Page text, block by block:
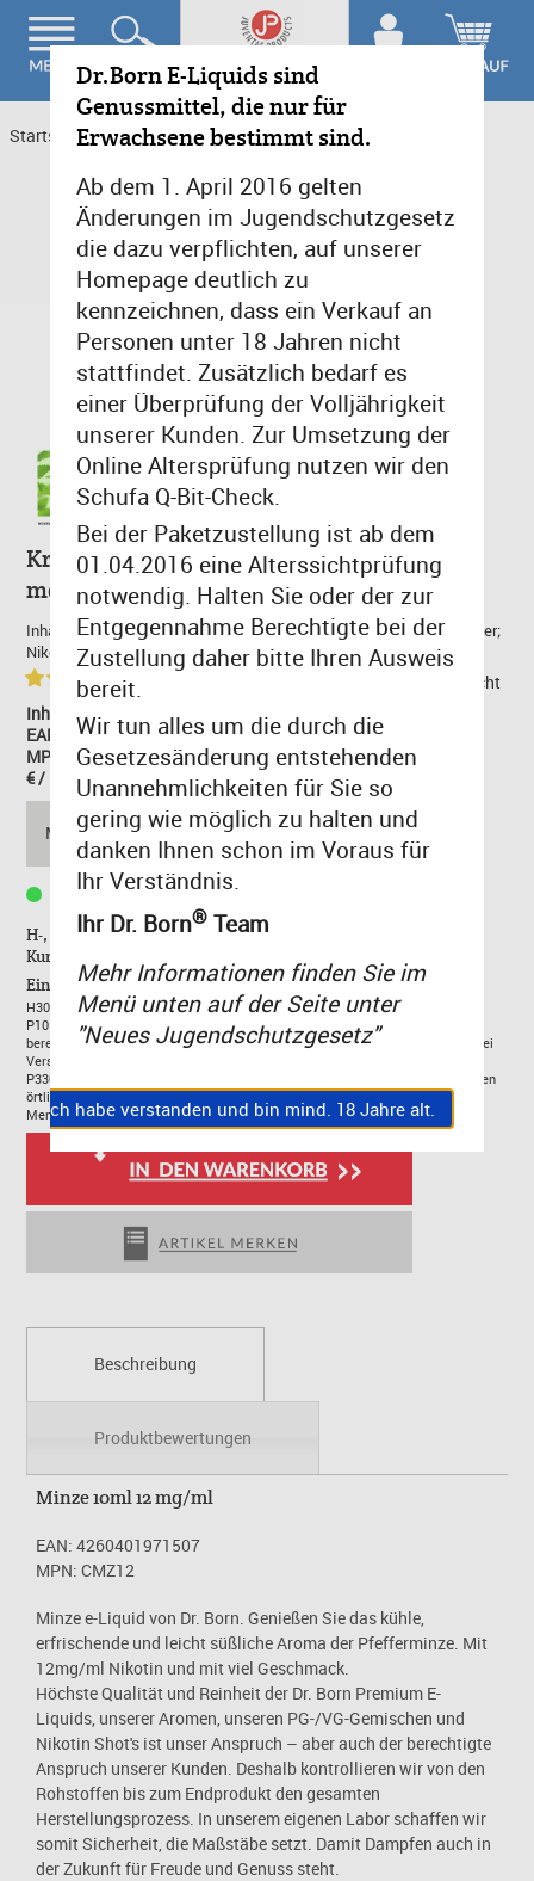
Startseite>Kräuter- & Gewürz-Basar>Minze 10ml 12 mg/ml
Kräuter- & Gewürz-Basar Minze 10ml 12
mg/ml
Inhaltsstoffe: Propylenglycol (PG); Glycerin (VG); Destilliertes Wasser;
Nikotin; Aromakonzentrat. Base: 50 VG /50 PG.
zurück zur Übersicht
Inhalt: 0.01 Liter
EAN: 4260401971507
MPN: CMZ12
€ / Liter: 1.050,00 €
MENGE: 10,50 €
Lieferzeit 1-3 Tage
H-, P-Sätze und EUH208 enthalten wichtige Informationen in
Kurzform.
Einordnung nach CLP-Verordnung (EG) Nr. 1272/2008:
H302:Gesundheitsschädlich bei Verschlucken.
P101: Ist ärztlicher Rat erforderlich-Beipackzettel oder Umverpackung
bereithalten.P102: Darf nicht in die Hände von Kindern gelangen.P301+312: Bei
Verschlucken: Bei Unwohlsein Giftinformationszentrum/Arzt anrufen.
P330: Mund ausspülen.P501: Entsorgung des Inhalts/des Behälters gemäß den
örtlichen/regionalen/nationalen internationalen Vorschriften.EUH208: enthält
Mentha arvensis. Kann allergische Reaktionen hervorrufen.
Beschreibung
Produktbewertungen
Minze 10ml 12 mg/ml
EAN: 4260401971507
MPN: CMZ12
Minze e-Liquid von Dr. Born. Genießen Sie das kühle,
erfrischende und leicht süßliche Aroma der Pfefferminze. Mit
12mg/ml Nikotin und mit viel Geschmack.
Höchste Qualität und Reinheit der Dr. Born Premium E-
Liquids, unserer Aromen, unseren PG-/VG-Gemischen und
Nikotin Shot's ist unser Anspruch – aber auch der berechtigte
Anspruch unserer Kunden. Deshalb kontrollieren wir von den
Rohstoffen bis zum Endprodukt den gesamten
Herstellungsprozess. In unserem eigenen Labor schaffen wir
somit Sicherheit, die Maßstäbe setzt. Damit Dampfen auch in
der Zukunft für Freude und Genuss steht.
Dr.Born E-Liquids sind
Genussmittel, die nur für
Erwachsene bestimmt sind.
Ab dem 1. April 2016 gelten
Änderungen im Jugendschutzgesetz
die dazu verpflichten, auf unserer
Homepage deutlich zu
kennzeichnen, dass ein Verkauf an
Personen unter 18 Jahren nicht
stattfindet. Zusätzlich bedarf es
einer Überprüfung der Volljährigkeit
unserer Kunden. Zur Umsetzung der
Online Altersprüfung nutzen wir den
Schufa Q-Bit-Check.
Bei der Paketzustellung ist ab dem
01.04.2016 eine Alterssichtprüfung
notwendig. Halten Sie oder der zur
Entgegennahme Berechtigte bei der
Zustellung daher bitte Ihren Ausweis
bereit.
Wir tun alles um die durch die
Gesetzesänderung entstehenden
Unannehmlichkeiten für Sie so
gering wie möglich zu halten und
danken Ihnen schon im Voraus für
Ihr Verständnis.
Ihr Dr. Born®Team
Mehr Informationen finden Sie im
Menü unten auf der Seite unter
"Neues Jugendschutzgesetz"
Ich habe verstanden und bin mind. 18 Jahre alt.